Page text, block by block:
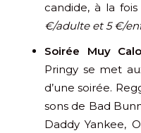
candide, à la
€/adulte et 5 €/
Soirée Muy
Pringy se met
d’une soirée.
sons de Bad
Daddy Yankee,